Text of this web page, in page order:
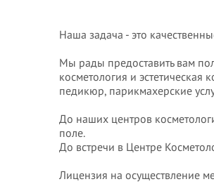
Наша задача - это
Мы рады предоставить вам
косметология и
педикюр, парикмахерские
До наших центров
поле.
До встречи в Центре
Лицензия на осуществление